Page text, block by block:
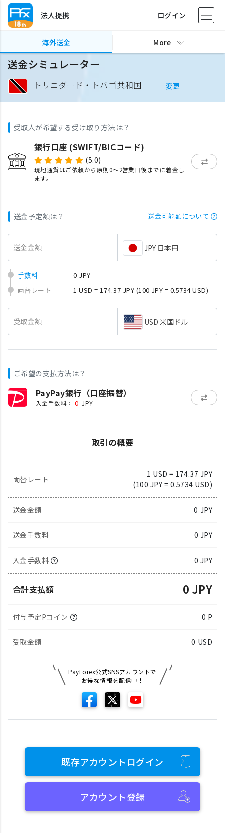
法人提携 ログイン
海外送金 More
送金シミュレーター
トリニダード・トバゴ共和国 変更
受取人が希望する受け取り方法は？
銀行口座 (SWIFT/BICコード)
(5.0)
現地通貨はご依頼から原則0〜2営業日後までに着金し
ます。
送金予定額は？ 送金可能額について
送金金額 JPY 日本円
手数料
0 JPY
両替レート
1 USD = 174.37 JPY (100 JPY = 0.5734 USD)
受取金額 USD 米国ドル
ご希望の支払方法は？
PayPay銀行（口座振替）
入金手数料： 0 JPY
取引の概要
両替レート
1 USD = 174.37 JPY
(100 JPY = 0.5734 USD)
送金金額 0 JPY
送金手数料 0 JPY
入金手数料 0 JPY
合計支払額 0 JPY
付与予定Pコイン 0 P
受取金額 0 USD
PayForex公式SNSアカウントで
お得な情報を配信中！
既存アカウントログイン
アカウント登録